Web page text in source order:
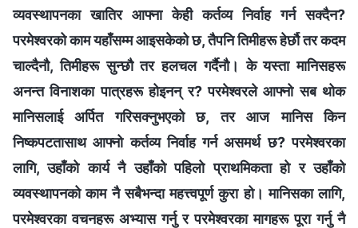
व्यवस्थापनका खातिर आफ्‍ना केही कर्तव्य निर्वाह गर्न सक्दैन?
परमेश्‍वरको काम यहाँसम्‍म आइसकेको छ, तैपनि तिमीहरू हेर्छौ तर कदम
चाल्दैनौ, तिमीहरू सुन्छौ तर हलचल गर्दैनौ। के यस्ता मानिसहरू
अनन्त विनाशका पात्रहरू होइनन् र? परमेश्‍वरले आफ्‍नो सब थोक
मानिसलाई अर्पित गरिसक्‍नुभएको छ, तर आज मानिस किन
निष्कपटतासाथ आफ्‍नो कर्तव्य निर्वाह गर्न असमर्थ छ? परमेश्‍वरका
लागि, उहाँको कार्य नै उहाँको पहिलो प्राथमिकता हो र उहाँको
व्यवस्थापनको काम नै सबैभन्दा महत्त्वपूर्ण कुरा हो। मानिसका लागि,
परमेश्‍वरका वचनहरू अभ्यास गर्नु र परमेश्‍वरका मागहरू पूरा गर्नु नै